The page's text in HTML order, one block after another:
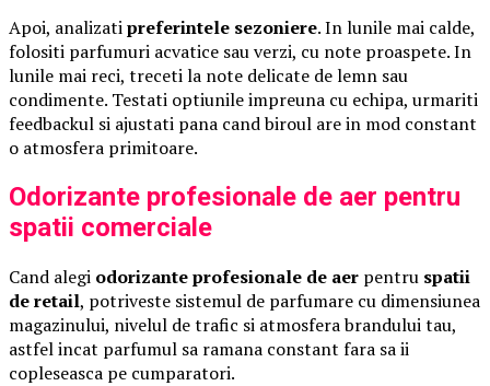
Apoi, analizatipreferintele sezoniere. In lunile mai calde,
folositi parfumuri acvatice sau verzi, cu note proaspete. In
lunile mai reci, treceti la note delicate de lemn sau
condimente. Testati optiunile impreuna cu echipa, urmariti
feedbackul si ajustati pana cand biroul are in mod constant
o atmosfera primitoare.
Odorizante profesionale de aer pentru
spatii comerciale
Cand alegi odorizante profesionale de aer pentru spatii
de retail, potriveste sistemul de parfumare cu dimensiunea
magazinului, nivelul de trafic si atmosfera brandului tau,
astfel incat parfumul sa ramana constant fara sa ii
copleseasca pe cumparatori.